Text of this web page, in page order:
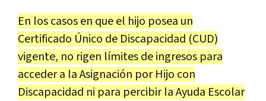
En los casos en que el hijo posea un
Certificado Único de Discapacidad (CUD)
vigente, no rigen límites de ingresos para
acceder a la Asignación por Hijo con
Discapacidad ni para percibir la Ayuda Escolar